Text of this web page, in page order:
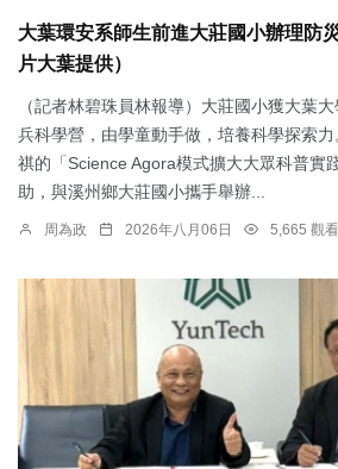
大葉環安系師生前進大莊國小辦理防
片大葉提供）
（記者林碧珠員林報導）大莊國小獲大葉
兵科學營，由學童動手做，培養科學探索
祺的「Science Agora模式擴大大眾科普實
助，與溪州鄉大莊國小攜手舉辦...
周為政 2026年八月06日 5,665 觀看